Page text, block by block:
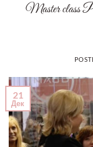
Master class
21
Дек